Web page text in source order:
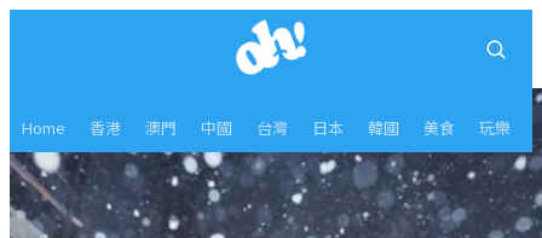
Home 香港 澳門 中國 台灣 日本 韓國 美食 玩樂